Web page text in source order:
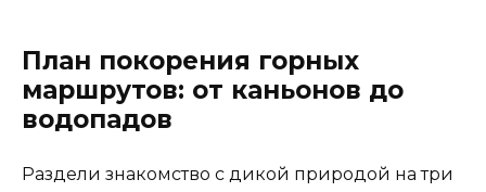
План покорения горных
маршрутов: от каньонов до
водопадов
Раздели знакомство с дикой природой на три